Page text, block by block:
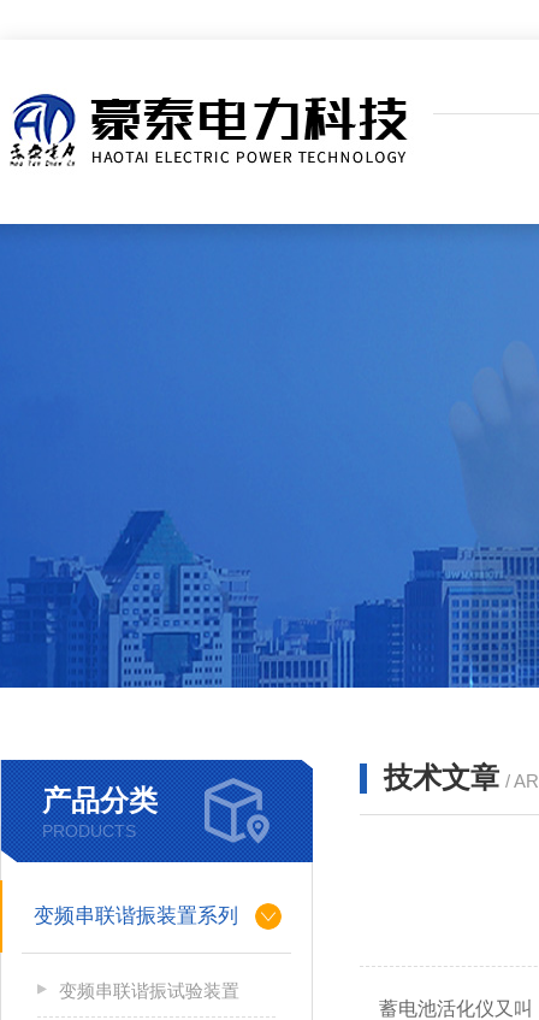
产品分类
PRODUCTS
变频串联谐振装置系列
变频串联谐振试验装置
技术文章 /
蓄电池活化仪又叫